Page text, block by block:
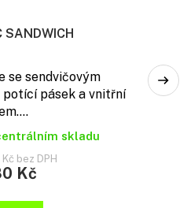
SANDWICH
se sendvičovým
potící pásek a vnitřní
skladu
bez DPH
Kč